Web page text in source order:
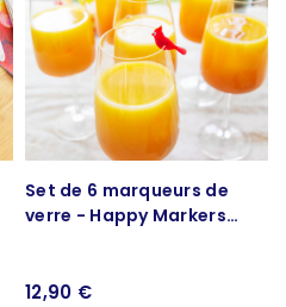
Set de 6 marqueurs de
verre - Happy Markers
12,90 €